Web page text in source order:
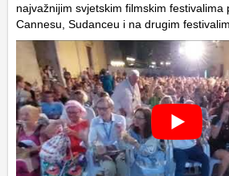
najvažnijim svjetskim filmskim festivalima
Cannesu, Sudanceu i na drugim